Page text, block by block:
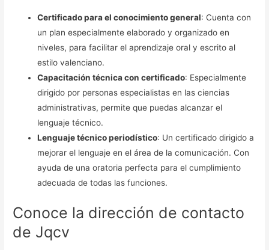
Certificado para el conocimiento general: Cuenta con
un plan especialmente elaborado y organizado en
niveles, para facilitar el aprendizaje oral y escrito al
estilo valenciano.
Capacitación técnica con certificado: Especialmente
dirigido por personas especialistas en las ciencias
administrativas, permite que puedas alcanzar el
lenguaje técnico.
Lenguaje técnico periodístico: Un certificado dirigido a
mejorar el lenguaje en el área de la comunicación. Con
ayuda de una oratoria perfecta para el cumplimiento
adecuada de todas las funciones.
Conoce la dirección de contacto
de Jqcv